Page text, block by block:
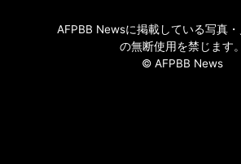
AFPBB Newsに掲載している写真
の無断使用を禁じます。
© AFPBB News